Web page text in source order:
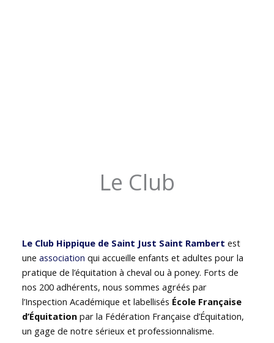
Le Club
Le Club Hippique de Saint Just Saint Rambert est
uneassociation qui accueille enfants et adultes pour la
pratique de l’équitation à cheval ou à poney. Forts de
nos 200 adhérents, nous sommes agréés par
l’Inspection Académique et labellisés École Française
d’Équitation par la Fédération Française d’Équitation,
un gage de notre sérieux et professionnalisme.